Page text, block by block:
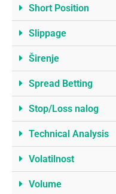
Short Position
Slippage
Širenje
Spread Betting
Stop/Loss nalog
Technical Analysis
Volatilnost
Volume